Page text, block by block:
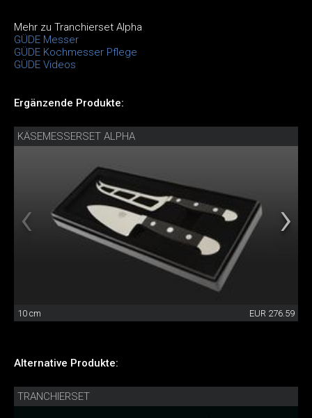
Mehr zu Tranchierset Alpha
GÜDE Messer
GÜDE Kochmesser Pflege
GÜDE Videos
Ergänzende Produkte:
KÄSEMESSERSET ALPHA
10 cm EUR 276.59
Alternative Produkte:
TRANCHIERSET